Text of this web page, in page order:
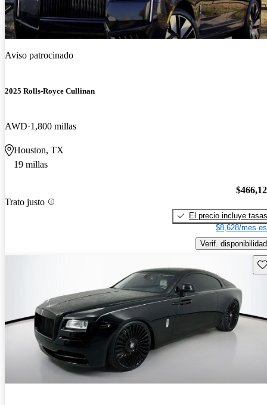
Aviso patrocinado
2025 Rolls-Royce Cullinan
AWD 1,800 millas
Houston, TX
19 millas
Trato justo
El precio incluye tasas
$8,628/mes
Verif. disponibilidad